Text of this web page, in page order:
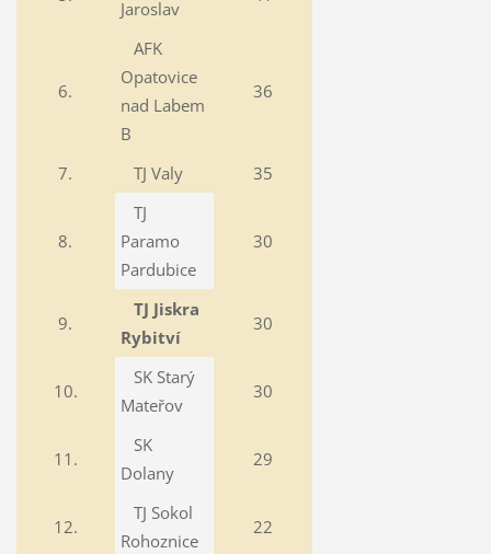
Jaroslav
6.
AFK
Opatovice
nad Labem
B
36
7. TJ Valy 35
8.
TJ
Paramo
Pardubice
30
9.
TJ Jiskra
Rybitví
30
10.
SK Starý
Mateřov
30
11.
SK
Dolany
29
12.
TJ Sokol
Rohoznice
22